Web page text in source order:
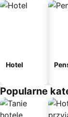
Hotel
Popularne